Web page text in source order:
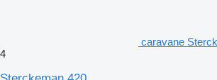
caravane
4